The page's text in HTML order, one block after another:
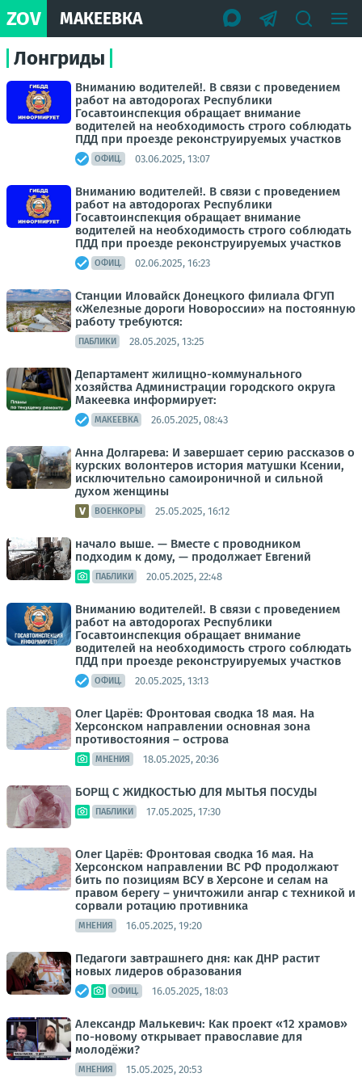
ZOV МАКЕЕВКА
Лонгриды
Вниманию водителей!. В связи с проведением
работ на автодорогах Республики
Госавтоинспекция обращает внимание
водителей на необходимость строго соблюдать
ПДД при проезде реконструируемых участков
ОФИЦ. 03.06.2025, 13:07
Вниманию водителей!. В связи с проведением
работ на автодорогах Республики
Госавтоинспекция обращает внимание
водителей на необходимость строго соблюдать
ПДД при проезде реконструируемых участков
ОФИЦ. 02.06.2025, 16:23
Станции Иловайск Донецкого филиала ФГУП
«Железные дороги Новороссии» на постоянную
работу требуются:
ПАБЛИКИ 28.05.2025, 13:25
Департамент жилищно-коммунального
хозяйства Администрации городского округа
Макеевка информирует:
МАКЕЕВКА 26.05.2025, 08:43
Анна Долгарева: И завершает серию рассказов о
курских волонтеров история матушки Ксении,
исключительно самоироничной и сильной
духом женщины
ВОЕНКОРЫ 25.05.2025, 16:12
начало выше. — Вместе с проводником
подходим к дому, — продолжает Евгений
ПАБЛИКИ 20.05.2025, 22:48
Вниманию водителей!. В связи с проведением
работ на автодорогах Республики
Госавтоинспекция обращает внимание
водителей на необходимость строго соблюдать
ПДД при проезде реконструируемых участков
ОФИЦ. 20.05.2025, 13:13
Олег Царёв: Фронтовая сводка 18 мая. На
Херсонском направлении основная зона
противостояния – острова
МНЕНИЯ 18.05.2025, 20:36
БОРЩ С ЖИДКОСТЬЮ ДЛЯ МЫТЬЯ ПОСУДЫ
ПАБЛИКИ 17.05.2025, 17:30
Олег Царёв: Фронтовая сводка 16 мая. На
Херсонском направлении ВС РФ продолжают
бить по позициям ВСУ в Херсоне и селам на
правом берегу – уничтожили ангар с техникой и
сорвали ротацию противника
МНЕНИЯ 16.05.2025, 19:20
Педагоги завтрашнего дня: как ДНР растит
новых лидеров образования
ОФИЦ. 16.05.2025, 18:03
Александр Малькевич: Как проект «12 храмов»
по-новому открывает православие для
молодёжи?
МНЕНИЯ 15.05.2025, 20:53